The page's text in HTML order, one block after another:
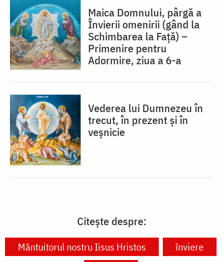
Maica Domnului, pârgă a
Învierii omenirii (gând la
Schimbarea la Față) –
Primenire pentru
Adormire, ziua a 6-a
Vederea lui Dumnezeu în
trecut, în prezent și în
veșnicie
Citește despre:
Mântuitorul nostru Iisus Hristos
înviere